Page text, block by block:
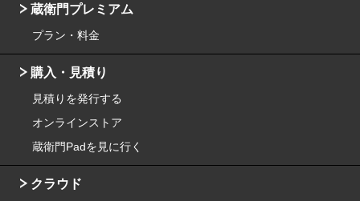
蔵衛門プレミアム
プラン・料金
購入・見積り
見積りを発行する
オンラインストア
蔵衛門Padを見に行く
クラウド